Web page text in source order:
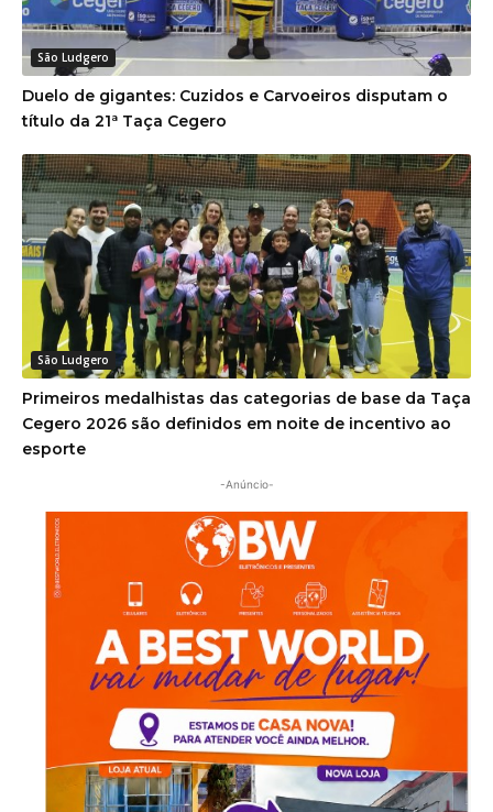
São Ludgero
Duelo de gigantes: Cuzidos e Carvoeiros disputam o
título da 21ª Taça Cegero
São Ludgero
Primeiros medalhistas das categorias de base da Taça
Cegero 2026 são definidos em noite de incentivo ao
esporte
-Anúncio-